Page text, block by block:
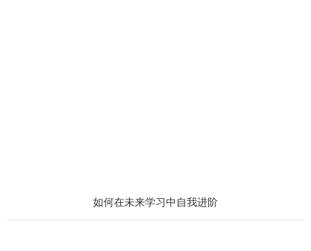
如何在未来学习中自我进阶